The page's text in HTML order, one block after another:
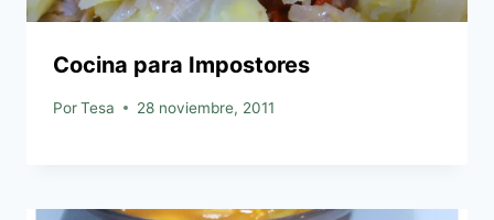
Cocina para Impostores
PorTesa 28 noviembre, 2011